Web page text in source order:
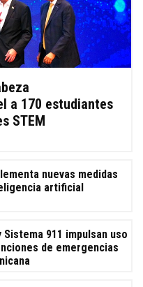
a 170 estudiantes
STEM
nuevas medidas
artificial
Sistema 911 impulsan uso
de emergencias